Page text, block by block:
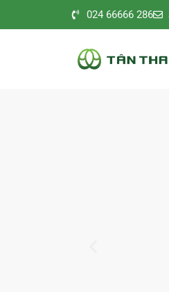
024 66666 286